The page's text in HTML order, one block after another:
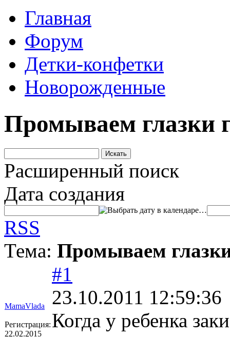
Главная
Форум
Детки-конфетки
Новорожденные
Промываем глазки
Расширенный поиск
Дата создания
…
RSS
Тема: Промываем
MamaVlada
Регистрация:
22.02.2015
#1
23.10.2011 12:59:36
Когда у ребенка